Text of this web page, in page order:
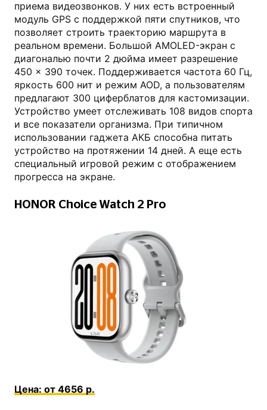
приема видеозвонков. У них есть встроенный
модуль GPS с поддержкой пяти спутников, что
позволяет строить траекторию маршрута в
реальном времени. Большой AMOLED-экран с
диагональю почти 2 дюйма имеет разрешение
450 × 390 точек. Поддерживается частота 60 Гц,
яркость 600 нит и режим AOD, а пользователям
предлагают 300 циферблатов для кастомизации.
Устройство умеет отслеживать 108 видов спорта
и все показатели организма. При типичном
использовании гаджета АКБ способна питать
устройство на протяжении 14 дней. А еще есть
специальный игровой режим с отображением
прогресса на экране.
HONOR Choice Watch 2 Pro
Цена: от 4656 р.